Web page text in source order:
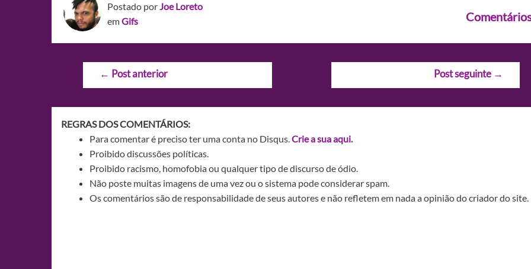
Postado porJoe Loreto
emGifs
Navegação
← Post anterior Post seguinte →
REGRAS DOS COMENTÁRIOS:
Para comentar é preciso ter uma conta no Disqus.Crie a sua aqui.
Proibido discussões políticas.
Proibido racismo, homofobia ou qualquer tipo de discurso de ódio.
Não poste muitas imagens de uma vez ou o sistema pode considerar spam.
Os comentários são de responsabilidade de seus autores e não refletem em nada a opinião do criador do site.